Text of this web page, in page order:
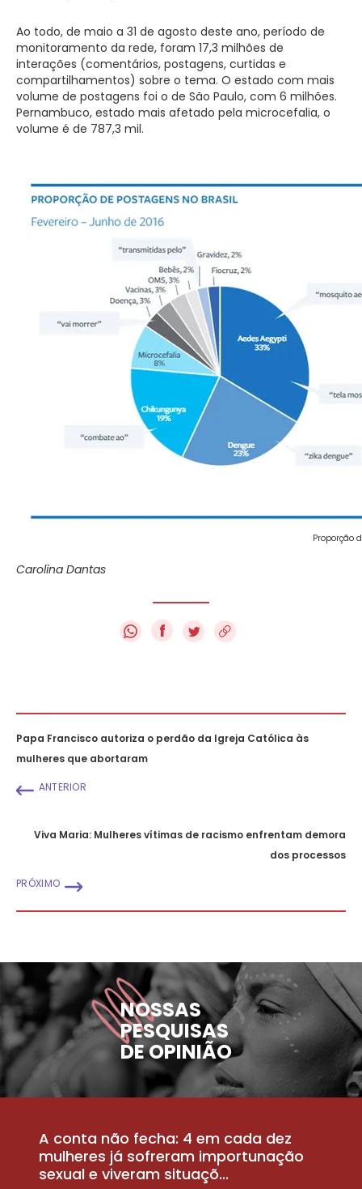
Ao todo, de maio a 31 de agosto deste ano, período de
monitoramento da rede, foram 17,3 milhões de
interações (comentários, postagens, curtidas e
compartilhamentos) sobre o tema. O estado com mais
volume de postagens foi o de São Paulo, com 6 milhões.
Pernambuco, estado mais afetado pela microcefalia, o
volume é de 787,3 mil.
Proporção
Carolina Dantas
f
Papa Francisco autoriza o perdão da Igreja Católica às
mulheres que abortaram
ANTERIOR
Viva Maria: Mulheres vítimas de racismo enfrentam demora
dos processos
PRÓXIMO
NOSSAS
PESQUISAS
DE OPINIÃO
A conta não fecha: 4 em cada dez
mulheres já sofreram importunação
sexual e viveram situaçõ...